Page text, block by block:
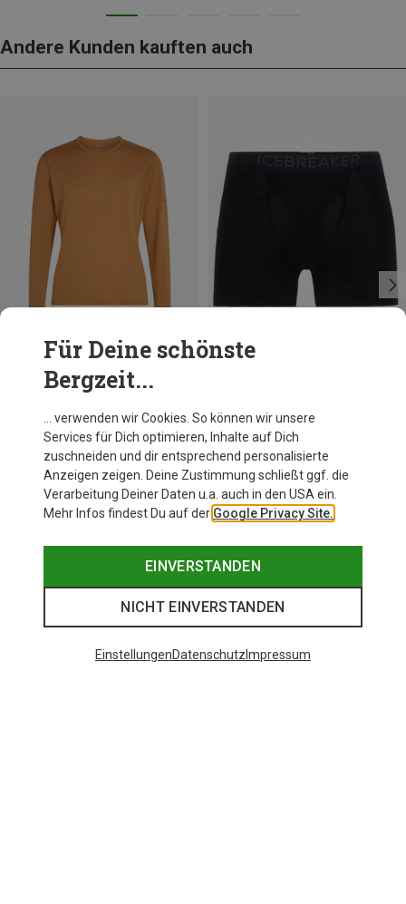
Andere Kunden kauften auch
Du sparst 20%
Icebreaker
Herren 175 Everyday Boxers
45,46 €
Für Deine schönste
Bergzeit...
… verwenden wir Cookies. So können wir unsere
Services für Dich optimieren, Inhalte auf Dich
zuschneiden und dir entsprechend personalisierte
Anzeigen zeigen. Deine Zustimmung schließt ggf. die
Verarbeitung Deiner Daten u.a. auch in den USA ein.
Mehr Infos findest Du auf der Google Privacy Site.
EINVERSTANDEN
NICHT EINVERSTANDEN
EinstellungenDatenschutz Impressum